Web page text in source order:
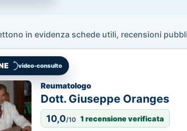
in evidenza schede utili, recensioni
video-consulto
Reumatologo
Dott. Giuseppe Oranges
10,0/10 1 recensione verificata